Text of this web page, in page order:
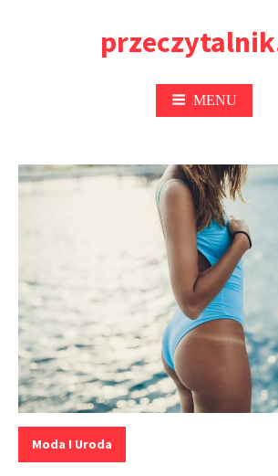
MENU
Kategorie:
Moda I Uroda